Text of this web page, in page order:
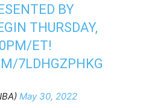
BY
THURSDAY,
ET!
7LDHGZPHKG
May 30, 2022